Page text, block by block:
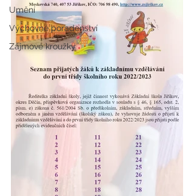
Umění
Výchovné poradenství
Zájmové kroužky